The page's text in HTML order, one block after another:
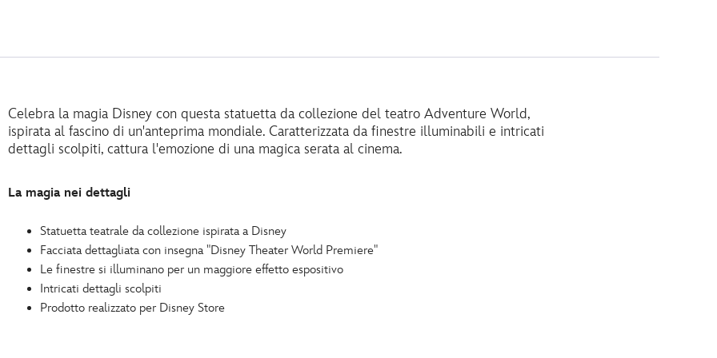
Celebra la magia Disney con questa statuetta da collezione del teatro Adventure World,
ispirata al fascino di un'anteprima mondiale. Caratterizzata da finestre illuminabili e intricati
dettagli scolpiti, cattura l'emozione di una magica serata al cinema.
La magia nei dettagli
Statuetta teatrale da collezione ispirata a Disney
Facciata dettagliata con insegna "Disney Theater World Premiere"
Le finestre si illuminano per un maggiore effetto espositivo
Intricati dettagli scolpiti
Prodotto realizzato per Disney Store